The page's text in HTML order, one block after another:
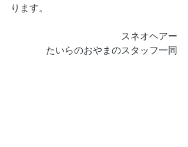
ります。
スネオヘアー
たいらのおやまのスタッフ一同